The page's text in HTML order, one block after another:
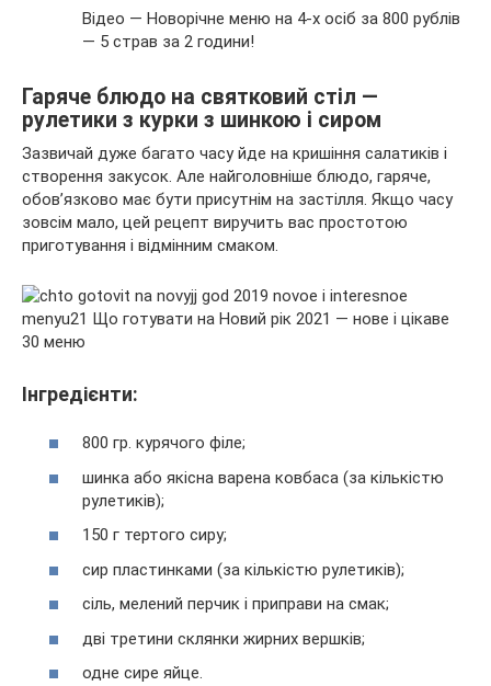
Відео — Новорічне меню на 4-х осіб за 800 рублів
— 5 страв за 2 години!
Гаряче блюдо на святковий стіл —
рулетики з курки з шинкою і сиром
Зазвичай дуже багато часу йде на кришіння салатиків і
створення закусок. Але найголовніше блюдо, гаряче,
обов’язково має бути присутнім на застілля. Якщо часу
зовсім мало, цей рецепт виручить вас простотою
приготування і відмінним смаком.
Інгредієнти:
800 гр. курячого філе;
шинка або якісна варена ковбаса (за кількістю
рулетиків);
150 г тертого сиру;
сир пластинками (за кількістю рулетиків);
сіль, мелений перчик і приправи на смак;
дві третини склянки жирних вершків;
одне сире яйце.